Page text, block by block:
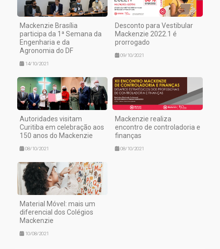
Mackenzie Brasília
participa da 1ª Semana da
Engenharia e da
Agronomia do DF
14/10/2021
Desconto para Vestibular
Mackenzie 2022.1 é
prorrogado
09/10/2021
Autoridades visitam
Curitiba em celebração aos
150 anos do Mackenzie
08/10/2021
Mackenzie realiza
encontro de controladoria e
finanças
08/10/2021
Material Móvel: mais um
diferencial dos Colégios
Mackenzie
10/08/2021